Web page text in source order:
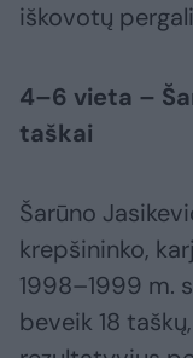
iškovotų
4–6 vieta –
taškai
Šarūno
krepšininko,
1998–1999 m.
beveik 18